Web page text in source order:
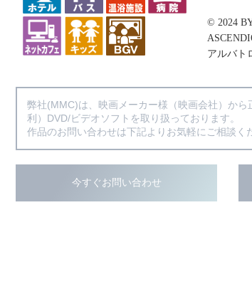
© 2024
アルバト
弊社(MMC)は、映画メーカー様（映画会社）か
利）DVD/ビデオソフトを取り扱っております。
作品のお問い合わせは下記よりお気軽にご相談く
今すぐお問い合わせ